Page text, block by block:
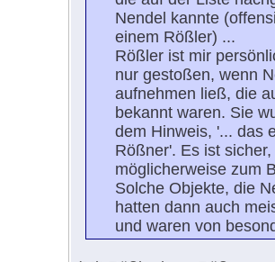
Nendel kannte
einem Rößler) ...
Rößler ist mir
nur gestoßen, wenn
aufnehmen ließ, die
bekannt waren. Sie
dem Hinweis, '... das
Rößner'. Es ist
möglicherweise zum
Solche Objekte, die
hatten dann auch
und waren von